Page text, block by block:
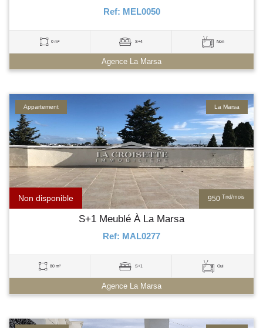
Ref: MEL0050
0 m² S+4 Non
Agence La Marsa
950 Tnd/mois
Non disponible
La Marsa
Appartement
S+1 Meublé À La Marsa
Ref: MAL0277
80 m² S+1 Oui
Agence La Marsa